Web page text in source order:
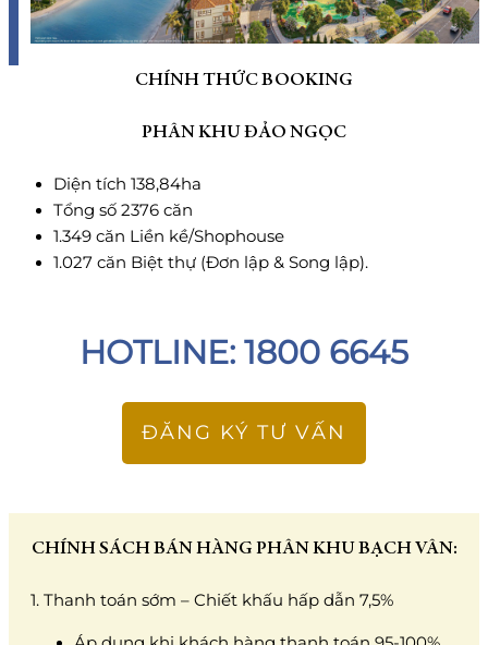
CHÍNH THỨC BOOKING
PHÂN KHU ĐẢO NGỌC
Diện tích 138,84ha
Tổng số 2376 căn
1.349 căn Liền kề/Shophouse
1.027 căn Biệt thự (Đơn lập & Song lập).
HOTLINE: 1800 6645
ĐĂNG KÝ TƯ VẤN
CHÍNH SÁCH BÁN HÀNG PHÂN KHU BẠCH VÂN:
1. Thanh toán sớm – Chiết khấu hấp dẫn 7,5%